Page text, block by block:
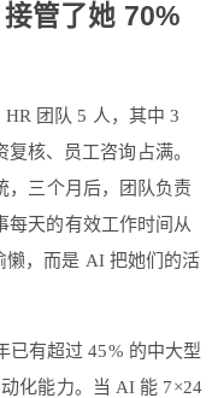
管了她 70%
团队 5 人，其中 3
核、员工咨询占满。
，三个月后，团队负责
每天的有效工作时间从
，而是 AI 把她们的活
已有超过 45% 的中大型
化能力。当 AI 能 7×24